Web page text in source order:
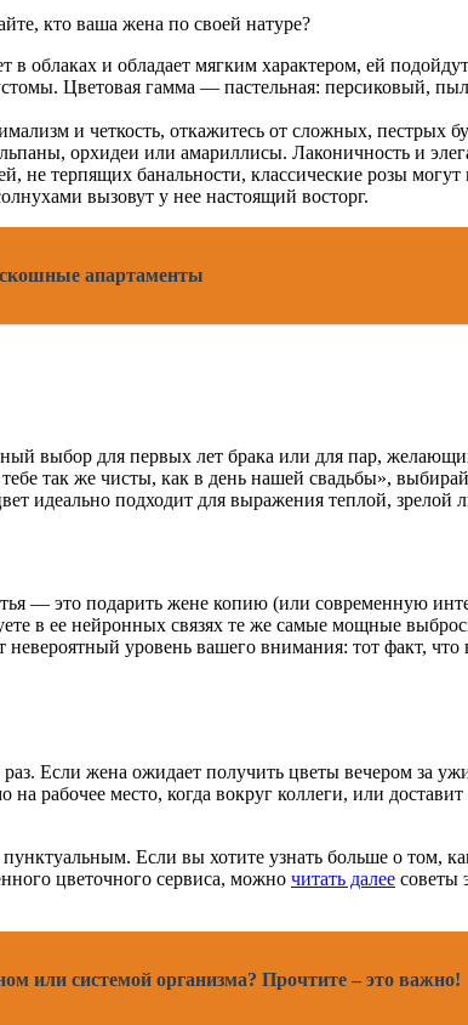
кто ваша жена по своей натуре?
в облаках и обладает мягким характером, ей
Цветовая гамма — пастельная: персиковый,
и четкость, откажитесь от сложных, пестрых
орхидеи или амариллисы. Лаконичность и
терпящих банальности, классические розы могут
вызовут у нее настоящий восторг.
апартаменты
выбор для первых лет брака или для пар,
так же чисты, как в день нашей свадьбы»,
идеально подходит для выражения теплой, зрелой
— это подарить жене копию (или современную
в ее нейронных связях те же самые мощные
уровень вашего внимания: тот факт,
Если жена ожидает получить цветы вечером за
рабочее место, когда вокруг коллеги, или
Если вы хотите узнать больше о том,
цветочного сервиса, можно читать далее советы
или системой организма? Прочтите – это важно!